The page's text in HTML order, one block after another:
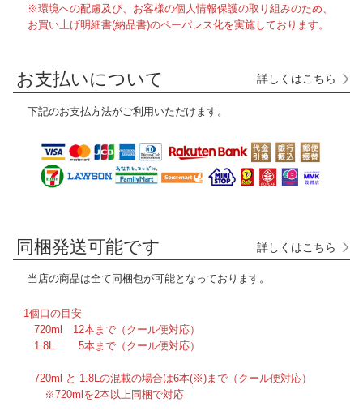
※環境への配慮及び、お客様の個人情報保護の取り組みのため、
お買い上げ明細書(納品書)のペーパレス化を実施しております。
お支払いについて 詳しくはこちら
下記のお支払方法がご利用いただけます。
同梱発送可能です 詳しくはこちら
当店の商品は全て 同梱包が可能となっております。
1個口の目安
720ml 12本まで（クール便対応）
1.8L 5本まで（クール便対応）
720ml と 1.8Lの混載の場合は6本(※)まで（クール便対応）
※720mlを2本以上同梱で対応